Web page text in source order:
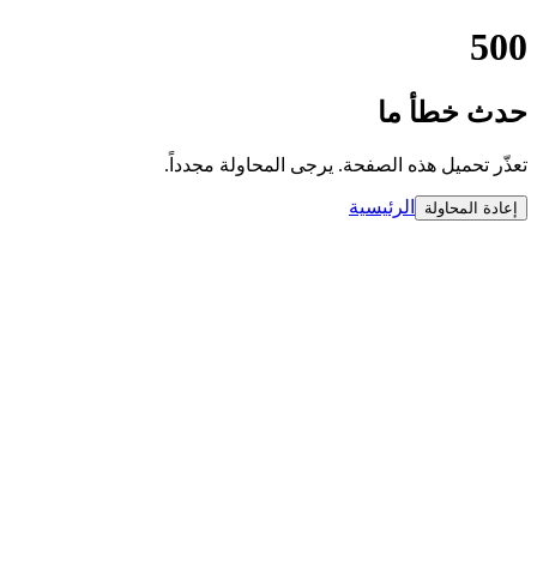
500
حدث خطأ ما
تعذّر تحميل هذه الصفحة. يرجى المحاولة مجدداً.
إعادة المحاولة الرئيسية